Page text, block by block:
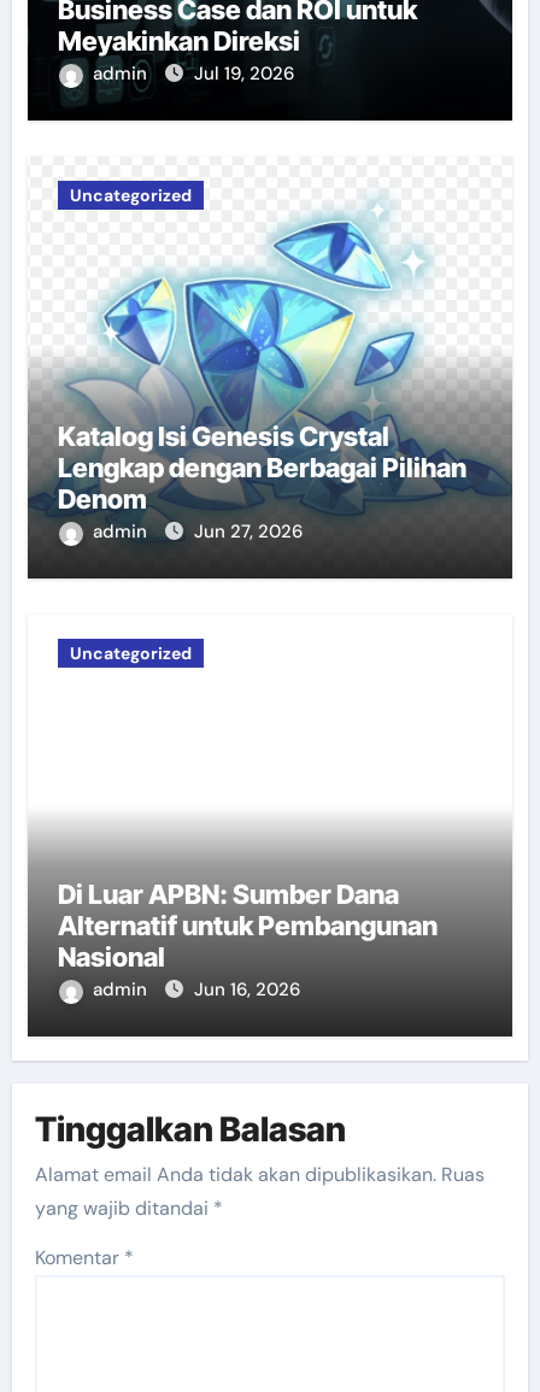
Business Case dan ROI untuk
Meyakinkan Direksi
admin Jul 19, 2026
Uncategorized
Katalog Isi Genesis Crystal
Lengkap dengan Berbagai Pilihan
Denom
admin Jun 27, 2026
Uncategorized
Di Luar APBN: Sumber Dana
Alternatif untuk Pembangunan
Nasional
admin Jun 16, 2026
Tinggalkan Balasan
Alamat email Anda tidak akan dipublikasikan. Ruas
yang wajib ditandai *
Komentar *